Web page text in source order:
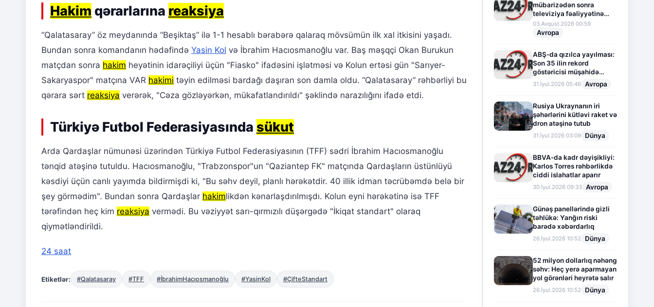
Hakim qərarlarına reaksiya
“Qalatasaray” öz meydanında “Beşiktaş” ilə 1-1 hesablı bərabərə qalaraq mövsümün ilk xal itkisini yaşadı.
Bundan sonra komandanın hədəfində Yasin Kol və İbrahim Hacıosmanoğlu var. Baş məşqçi Okan Burukun
matçdan sonra hakim heyətinin idarəçiliyi üçün "Fiasko" ifadəsini işlətməsi və Kolun ertəsi gün "Sarıyer-
Sakaryaspor" matçına VAR hakimi təyin edilməsi bardağı daşıran son damla oldu. “Qalatasaray” rəhbərliyi bu
qərara sərt reaksiya verərək, "Cəza gözləyərkən, mükafatlandırıldı" şəklində narazılığını ifadə etdi.
Türkiyə Futbol Federasiyasında sükut
Arda Qardaşlar nümunəsi üzərindən Türkiyə Futbol Federasiyasının (TFF) sədri İbrahim Hacıosmanoğlu
tənqid atəşinə tutuldu. Hacıosmanoğlu, "Trabzonspor"un "Qaziantep FK" matçında Qardaşların üstünlüyü
kəsdiyi üçün canlı yayımda bildirmişdi ki, "Bu səhv deyil, planlı hərəkətdir. 40 illik idman təcrübəmdə belə bir
şey görmədim". Bundan sonra Qardaşlar hakimlikdən kənarlaşdırılmışdı. Kolun eyni hərəkətinə isə TFF
tərəfindən heç kim reaksiya vermədi. Bu vəziyyət sarı-qırmızılı düşərgədə "İkiqat standart" olaraq
qiymətləndirildi.
24 saat
Etiketlər: #Qalatasaray #TFF #İbrahimHacıosmanoğlu #YasinKol #ÇifteStandart
mübarizədən sonra
televiziya fəaliyyətinə
fasilə verir
03.Avqust.2026 00:59
Avropa
ABŞ-da qızılca yayılması:
Son 35 ilin rekord
göstəricisi müşahidə
olunur
31.İyul.2026 05:46 Avropa
Rusiya Ukraynanın iri
şəhərlərini kütləvi raket və
dron atəşinə tutub
31.İyul.2026 03:09 Dünya
BBVA-da kadr dəyişikliyi:
Karlos Torres rəhbərlikdə
ciddi islahatlar aparır
30.İyul.2026 09:33 Avropa
Günəş panellərində gizli
təhlükə: Yanğın riski
barədə xəbərdarlıq
26.İyul.2026 10:52 Dünya
52 milyon dollarlıq nəhəng
səhv: Heç yerə aparmayan
yol görənləri heyrətə salır
26.İyul.2026 10:52 Dünya